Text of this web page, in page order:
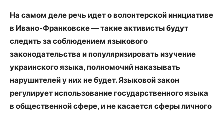
На самом деле речь идет о волонтерской инициативе
в Ивано-Франковске — такие активисты будут
следить за соблюдением языкового
законодательства и популяризировать изучение
украинского языка, полномочий наказывать
нарушителей у них не будет. Языковой закон
регулирует использование государственного языка
в общественной сфере, и не касается сферы личного